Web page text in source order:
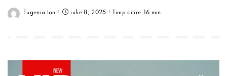
Eugenia Ion iulie 8, 2025 Timp citire 16 min